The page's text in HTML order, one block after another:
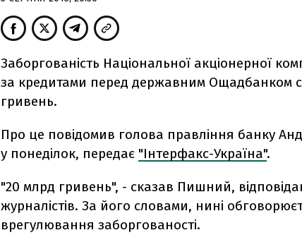
Заборгованість Національної акціонерної
за кредитами перед державним Ощадбанком
гривень.
Про це повідомив голова правління банку
у понеділок, передає "Інтерфакс-Україна".
"20 млрд гривень", - сказав Пишний,
журналістів. За його словами, нині
врегулювання заборгованості.